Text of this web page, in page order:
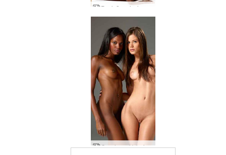
Caprice e Valerie yin e yang